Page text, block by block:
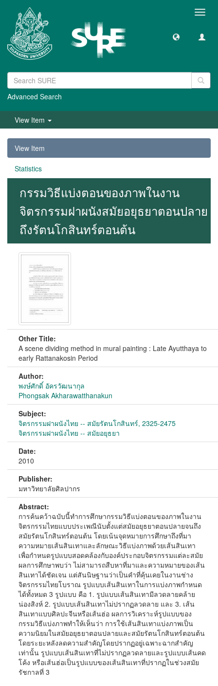
Advanced Search
View Item
View Item
Statistics
กรรมวิธีแบ่งตอนของภาพในงาน
จิตรกรรมฝาผนังสมัยอยุธยาตอนปลาย
ถึงรัตนโกสินทร์ตอนต้น
Other Title:
A scene dividing method in mural painting : Late Ayutthaya to
early Rattanakosin Period
Author:
พงษ์ศักดิ์ อัครวัฒนากุล
Phongsak Akharawatthanakun
Subject:
จิตรกรรมฝาผนังไทย -- สมัยรัตนโกสินทร์, 2325-2475
จิตรกรรมฝาผนังไทย -- สมัยอยุธยา
Date:
2010
Publisher:
มหาวิทยาลัยศิลปากร
Abstract:
การค้นคว้าฉบับนี้ทำการศึกษากรรมวิธีแบ่งตอนของภาพในงาน
จิตรกรรมไทยแบบประเพณีนับตั้งแต่สมัยอยุธยาตอนปลายจนถึง
สมัยรัตนโกสินทร์ตอนต้น โดยเน้นจุดหมายการศึกษาถึงที่มา
ความหมายเส้นสินเทาและลักษณะวิธีแบ่งภาพด้วยเส้นสินเทา
เพื่อกำหนดรูปแบบสอดคล้องกับองค์ประกอบจิตรกรรมแต่ละสมัย
ผลการศึกษาพบว่า ไม่สามารถสืบหาที่มาและความหมายของเส้น
สินเทาได้ชัดเจน แต่สันนิษฐานว่าเป็นคำที่คุ้นเคยในงานช่าง
จิตรกรรมไทยโบราณ รูปแบบเส้นสินเทาในการแบ่งภาพกำหนด
ได้ทั้งหมด 3 รูปแบบ คือ 1. รูปแบบเส้นสินเทามีลวดลายคล้าย
น่องสิงห์ 2. รูปแบบเส้นสินเทาไม่ปรากฏลวดลาย และ 3. เส้น
สินเทาแบบศิลปะจีนหรือเส้นฮ่อ ผลการวิเคราะห์รูปแบบของ
กรรมวิธีแบ่งภาพทำให้เห็นว่า การใช้เส้นสินเทาแบ่งภาพเป็น
ความนิยมในสมัยอยุธยาตอนปลายและสมัยรัตนโกสินทร์ตอนต้น
โดยระยะหลังลดความสำคัญโดยปรากฏอยู่เฉพาะฉากสำคัญ
เท่านั้น รูปแบบเส้นสินเทาที่ไม่ปรากฏลวดลายและรูปแบบเส้นคด
โค้ง หรือเส้นฮ่อเป็นรูปแบบของเส้นสินเทาที่ปรากฏในช่วงสมัย
รัชกาลที่ 3